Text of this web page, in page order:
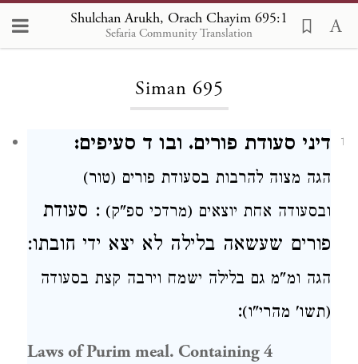
Shulchan Arukh, Orach Chayim 695:1
Sefaria Community Translation
Loading...
Siman 695
1 דיני סעודת פורים. ובו ד סעיפים:
הגה מצוה להרבות בסעודת פורים (טור)
ובסעודה אחת יוצאים (מרדכי ספ"ק) : סעודת
פורים שעשאה בלילה לא יצא ידי חובתו:
הגה ומ"מ גם בלילה ישמח וירבה קצת בסעודה
(תשו' מהרי"ו):
Laws of Purim meal. Containing 4